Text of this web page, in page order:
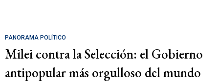
PANORAMA POLÍTICO
Milei contra la Selección: el Gobierno
antipopular más orgulloso del mundo